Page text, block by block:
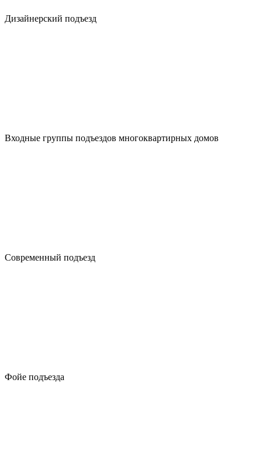
Дизайнерский подъезд
Входные группы подъездов многоквартирных домов
Современный подъезд
Фойе подъезда